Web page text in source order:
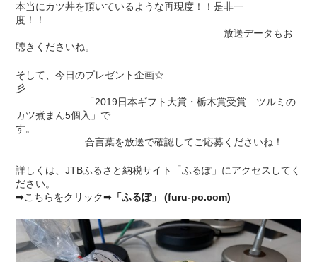
本当にカツ丼を頂いているような再現度！！是非一
度！！
放送データもお
聴きくださいね。
そして、今日のプレゼント企画☆
彡
「2019日本ギフト大賞・栃木賞受賞 ツルミの
カツ煮まん5個入」で
す。
合言葉を放送で確認してご応募くださいね！
詳しくは、JTBふるさと納税サイト「ふるぽ」にアクセスしてく
ださい。
➡こちらをクリック➡ 「ふるぽ」 (furu-po.com)